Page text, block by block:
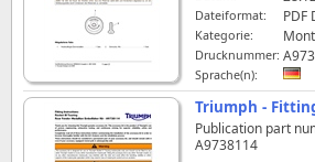
Dateiformat: PDF
Kategorie:
Drucknummer:
Sprache(n):
Triumph -
Publication part
A9738114